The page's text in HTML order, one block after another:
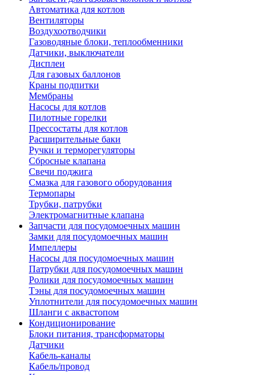
Автоматика для котлов
Вентиляторы
Воздухоотводчики
Газоводяные блоки, теплообменники
Датчики, выключатели
Дисплеи
Для газовых баллонов
Краны подпитки
Мембраны
Насосы для котлов
Пилотные горелки
Прессостаты для котлов
Расширительные баки
Ручки и терморегуляторы
Сбросные клапана
Свечи поджига
Смазка для газового оборудования
Термопары
Трубки, патрубки
Электромагнитные клапана
Запчасти для посудомоечных машин
Замки для посудомоечных машин
Импеллеры
Насосы для посудомоечных машин
Патрубки для посудомоечных машин
Ролики для посудомоечных машин
Тэны для посудомоечных машин
Уплотнители для посудомоечных машин
Шланги с аквастопом
Кондиционирование
Блоки питания, трансформаторы
Датчики
Кабель-каналы
Кабель/провод